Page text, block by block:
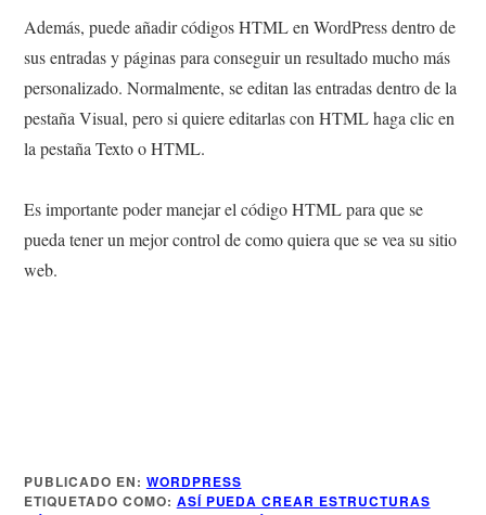
Además, puede añadir códigos HTML en WordPress dentro de
sus entradas y páginas para conseguir un resultado mucho más
personalizado. Normalmente, se editan las entradas dentro de la
pestaña Visual, pero si quiere editarlas con HTML haga clic en
la pestaña Texto o HTML.
Es importante poder manejar el código HTML para que se
pueda tener un mejor control de como quiera que se vea su sitio
web.
PUBLICADO EN: WORDPRESS
ETIQUETADO COMO: ASÍ PUEDA CREAR ESTRUCTURAS